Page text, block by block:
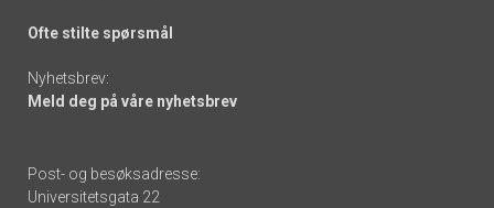
Ofte stilte spørsmål
Nyhetsbrev:
Meld deg på våre nyhetsbrev
Post- og besøksadresse:
Universitetsgata 22